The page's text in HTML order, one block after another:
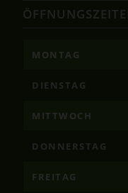
MONTAG
DIENSTAG
MITTWOCH
DONNERSTAG
FREITAG